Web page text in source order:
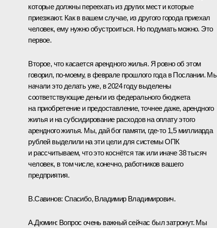
которые должны переехать из других мест и которые
приезжают. Как в вашем случае, из другого города приехал
человек, ему нужно обустроиться. Но подумать можно. Это
первое.
Второе, что касается арендного жилья. Я ровно об этом
говорил, по-моему, в феврале прошлого года вПослании.
начали это делать уже, в 2024 году выделены
соответствующие деньги из федерального бюджета
на приобретение и предоставление, точнее даже, арендного
жилья и на субсидирование расходов на оплату этого
арендного жилья. Мы, дай бог памяти, где-то 1,5 миллиарда
рублей выделили на эти цели для системы ОПК
и рассчитываем, что это коснётся так или иначе 38 тысяч
человек, в том числе, конечно, работников вашего
предприятия.
В.Савинов: Спасибо, Владимир Владимирович.
А.Дюмин: Вопрос очень важный сейчас был затронут. Мы